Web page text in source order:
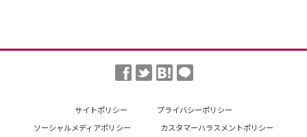
サイトポリシー
プライバシーポリシー
ソーシャルメディアポリシー
カスタマーハラスメントポリシー